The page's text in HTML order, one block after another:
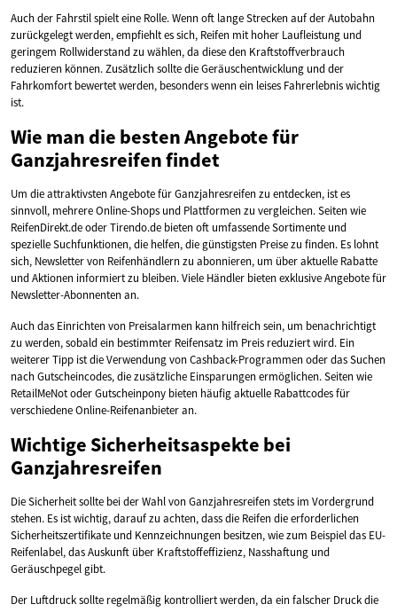
Auch der Fahrstil spielt eine Rolle. Wenn oft lange Strecken auf der Autobahn
zurückgelegt werden, empfiehlt es sich, Reifen mit hoher Laufleistung und
geringem Rollwiderstand zu wählen, da diese den Kraftstoffverbrauch
reduzieren können. Zusätzlich sollte die Geräuschentwicklung und der
Fahrkomfort bewertet werden, besonders wenn ein leises Fahrerlebnis wichtig
ist.
Wie man die besten Angebote für
Ganzjahresreifen findet
Um die attraktivsten Angebote für Ganzjahresreifen zu entdecken, ist es
sinnvoll, mehrere Online-Shops und Plattformen zu vergleichen. Seiten wie
ReifenDirekt.de oder Tirendo.de bieten oft umfassende Sortimente und
spezielle Suchfunktionen, die helfen, die günstigsten Preise zu finden. Es lohnt
sich, Newsletter von Reifenhändlern zu abonnieren, um über aktuelle Rabatte
und Aktionen informiert zu bleiben. Viele Händler bieten exklusive Angebote für
Newsletter-Abonnenten an.
Auch das Einrichten von Preisalarmen kann hilfreich sein, um benachrichtigt
zu werden, sobald ein bestimmter Reifensatz im Preis reduziert wird. Ein
weiterer Tipp ist die Verwendung von Cashback-Programmen oder das Suchen
nach Gutscheincodes, die zusätzliche Einsparungen ermöglichen. Seiten wie
RetailMeNot oder Gutscheinpony bieten häufig aktuelle Rabattcodes für
verschiedene Online-Reifenanbieter an.
Wichtige Sicherheitsaspekte bei
Ganzjahresreifen
Die Sicherheit sollte bei der Wahl von Ganzjahresreifen stets im Vordergrund
stehen. Es ist wichtig, darauf zu achten, dass die Reifen die erforderlichen
Sicherheitszertifikate und Kennzeichnungen besitzen, wie zum Beispiel das EU-
Reifenlabel, das Auskunft über Kraftstoffeffizienz, Nasshaftung und
Geräuschpegel gibt.
Der Luftdruck sollte regelmäßig kontrolliert werden, da ein falscher Druck die